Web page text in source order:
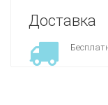
Доставка